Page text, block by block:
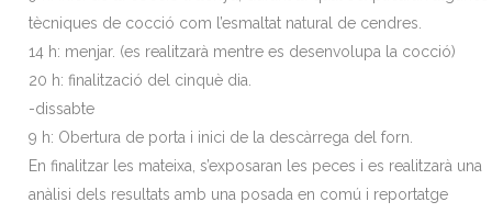
tècniques de cocció com l’esmaltat natural de cendres.
14 h: menjar. (es realitzarà mentre es desenvolupa la cocció)
20 h: finalització del cinquè dia.
-dissabte
9 h: Obertura de porta i inici de la descàrrega del forn.
En finalitzar les mateixa, s’exposaran les peces i es realitzarà una
anàlisi dels resultats amb una posada en comú i reportatge